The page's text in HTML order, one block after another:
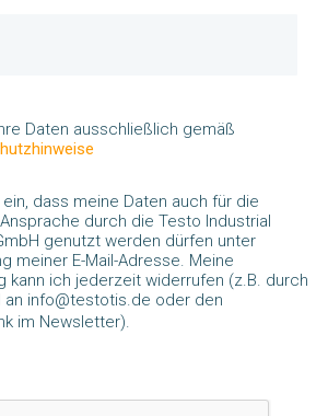
Daten ausschließlich gemäß
dass meine Daten auch für die
durch die Testo Industrial
genutzt werden dürfen unter
meiner E-Mail-Adresse. Meine
kann ich jederzeit widerrufen (z.B. durch
an info@testotis.de oder den
im Newsletter).